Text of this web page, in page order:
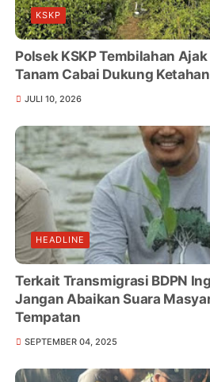
KSKP
Polsek KSKP Tembilahan
Tanam Cabai Dukung
JULI 10, 2026
HEADLINE
Terkait Transmigrasi BDPN
Jangan Abaikan Suara
Tempatan
SEPTEMBER 04, 2025